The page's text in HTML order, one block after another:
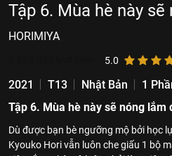
Tập 6. Mùa hè này
HORIMIYA
5.0
2021 T13 Nhật Bản 1
Tập 6. Mùa hè này sẽ nóng lắm
Dù được bạn bè ngưỡng mộ bởi học
Kyouko Hori vẫn luôn che giấu 1 bộ